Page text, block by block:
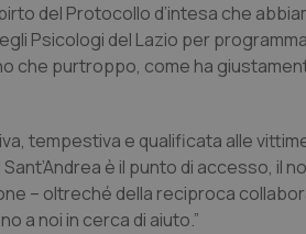
del Protocollo d’intesa che
Psicologi del Lazio per
che purtroppo, come ha
tempestiva e qualificata alle
Sant’Andrea è il punto di accesso, il
– oltreché della reciproca
a noi in cerca di aiuto.”